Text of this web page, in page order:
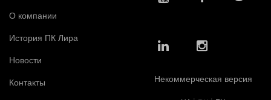
О компании
История ПК Лира
Новости
Контакты
Некоммерческая версия